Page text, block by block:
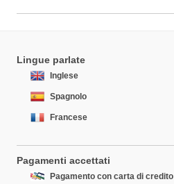
Lingue parlate
Inglese
Spagnolo
Francese
Pagamenti accettati
Pagamento con carta di credito